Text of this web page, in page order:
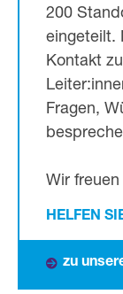
200
eingeteilt.
Kontakt
Fragen,
Wir
HELFEN
zu